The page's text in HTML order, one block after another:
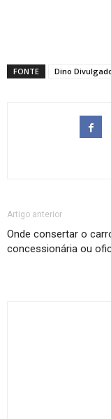
FONTE Dino
Artigo anterior
Onde consertar o
concessionária ou